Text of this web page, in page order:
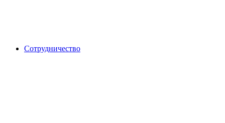
Сотрудничество